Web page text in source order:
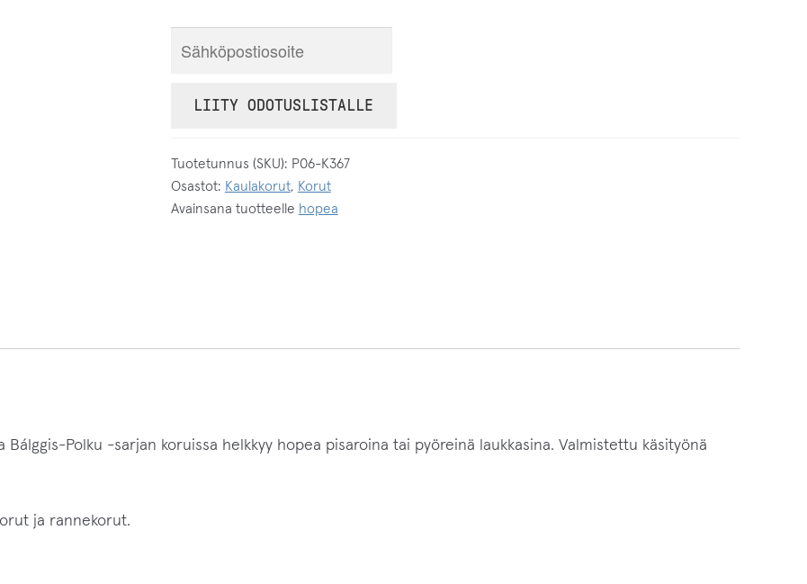
s
ä
s
LIITY ODOTUSLISTALLE
Tuotetunnus (SKU): P06-K367
Osastot: Kaulakorut, Korut
Avainsana tuotteelle hopea
Bálggis-Polku -sarjan koruissa helkkyy hopea pisaroina tai pyöreinä laukkasina. Valmistettu käsityönä
ja rannekorut.